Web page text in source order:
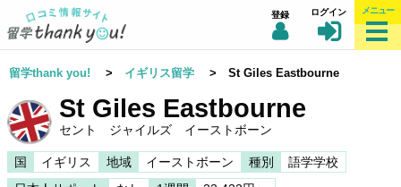
登録 ログイン メニュー
留学thank you! > イギリス留学 > St Giles Eastbourne
St Giles Eastbourne
セント ジャイルズ イーストボーン
国 イギリス 地域 イーストボーン 種別
語学学校